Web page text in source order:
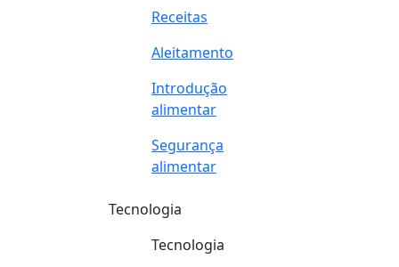
Receitas
Aleitamento
Introdução
alimentar
Segurança
alimentar
Tecnologia
Tecnologia